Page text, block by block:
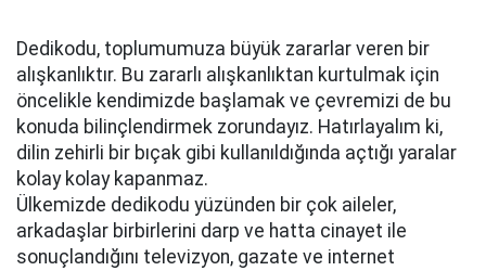
Dedikodu, toplumumuza büyük zararlar veren bir
alışkanlıktır. Bu zararlı alışkanlıktan kurtulmak için
öncelikle kendimizde başlamak ve çevremizi de bu
konuda bilinçlendirmek zorundayız. Hatırlayalım ki,
dilin zehirli bir bıçak gibi kullanıldığında açtığı yaralar
kolay kolay kapanmaz.
Ülkemizde dedikodu yüzünden bir çok aileler,
arkadaşlar birbirlerini darp ve hatta cinayet ile
sonuçlandığını televizyon, gazate ve internet